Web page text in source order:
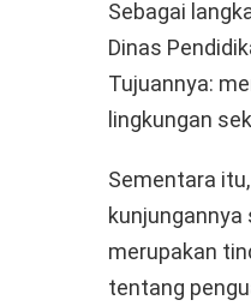
Sebagai
Dinas
Tujuannya:
lingkungan
Sementara
kunjungannya
merupakan
tentang